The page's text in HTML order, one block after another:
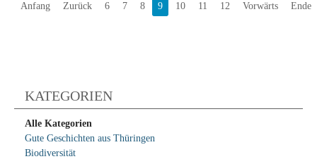
Anfang Zurück 6 7 8 9 10 11 12 Vorwärts Ende
KATEGORIEN
Alle Kategorien
Gute Geschichten aus Thüringen
Biodiversität